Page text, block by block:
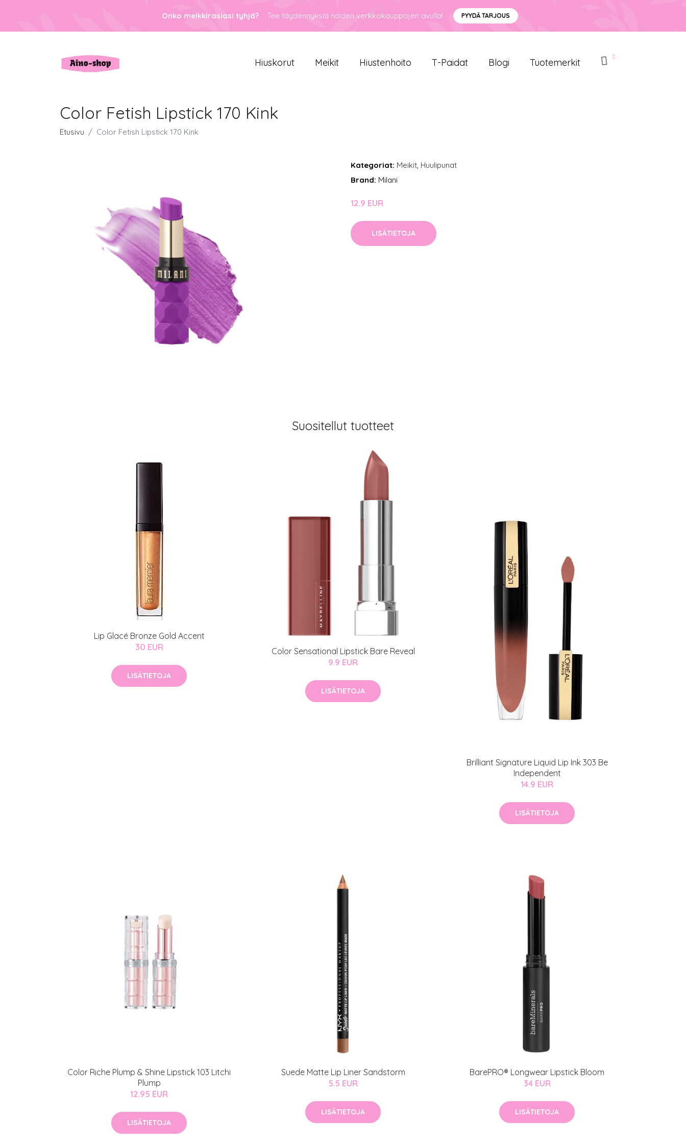
Onko meikkirasiasi tyhjä? Tee täydennyksiä näiden verkkokauppojen avulla! PYYDÄ TARJOUS
Hiuskorut Meikit Hiustenhoito T-Paidat Blogi Tuotemerkit
Color Fetish Lipstick 170 Kink
Etusivu Color Fetish Lipstick 170 Kink
Kategoriat: Meikit, Huulipunat
Brand: Milani
12.9 EUR
LISÄTIETOJA
Suositellut tuotteet
Lip Glacé Bronze Gold Accent
30 EUR
LISÄTIETOJA
Color Sensational Lipstick Bare Reveal
9.9 EUR
LISÄTIETOJA
Brilliant Signature Liquid Lip Ink 303 Be
Independent
14.9 EUR
LISÄTIETOJA
Color Riche Plump & Shine Lipstick 103 Litchi
Plump
12.95 EUR
LISÄTIETOJA
Suede Matte Lip Liner Sandstorm
5.5 EUR
LISÄTIETOJA
BarePRO® Longwear Lipstick Bloom
34 EUR
LISÄTIETOJA
Sponsoriltamme
IdealofMeD Kauppa
Kaikki IdealofMeDin tuotteet -20 %!
Varaa konsultaatio